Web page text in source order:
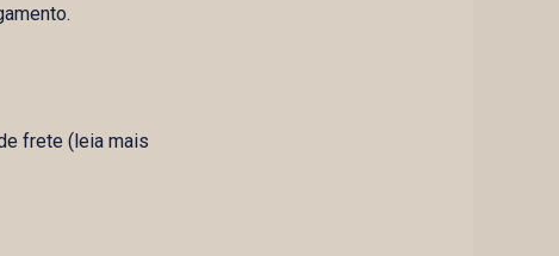
frete (leia mais